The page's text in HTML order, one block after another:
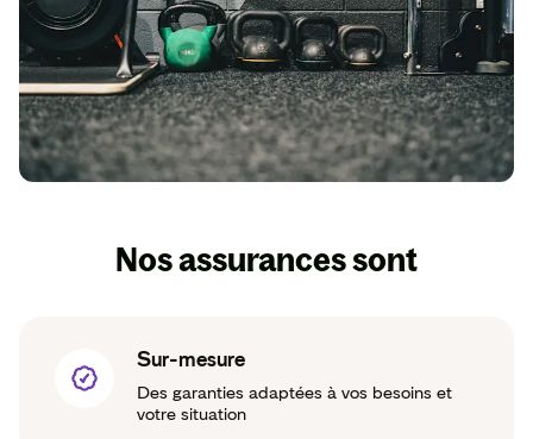
Nos assurances sont
Sur-mesure
Des garanties adaptées à vos besoins et
votre situation